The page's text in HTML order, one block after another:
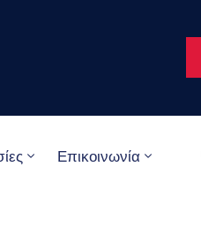
Επικοινωνία